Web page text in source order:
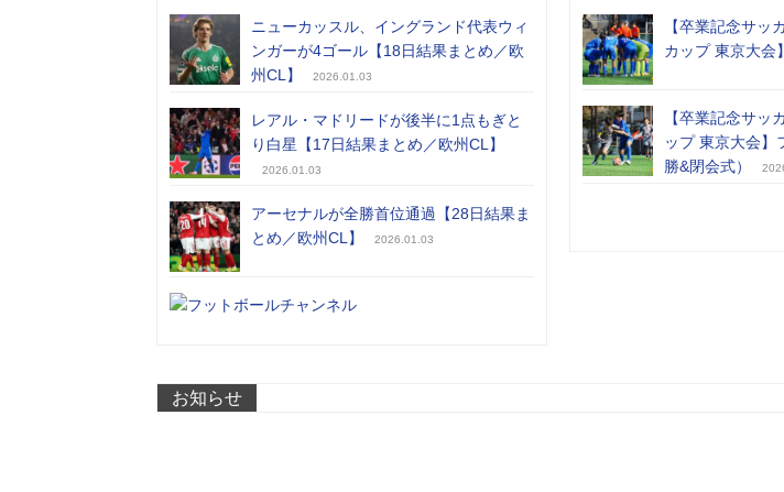
ニューカッスル、イングランド代表ウィ
ンガーが4ゴール【18日結果まとめ／欧
州CL】
2026.01.03
レアル・マドリードが後半に1点もぎと
り白星【17日結果まとめ／欧州CL】
2026.01.03
アーセナルが全勝首位通過【28日結果ま
とめ／欧州CL】
2026.01.03
【卒業記念サッ
カップ 東京大会
【卒業記念サッ
ップ 東京大会】
勝&閉会式）
お知らせ